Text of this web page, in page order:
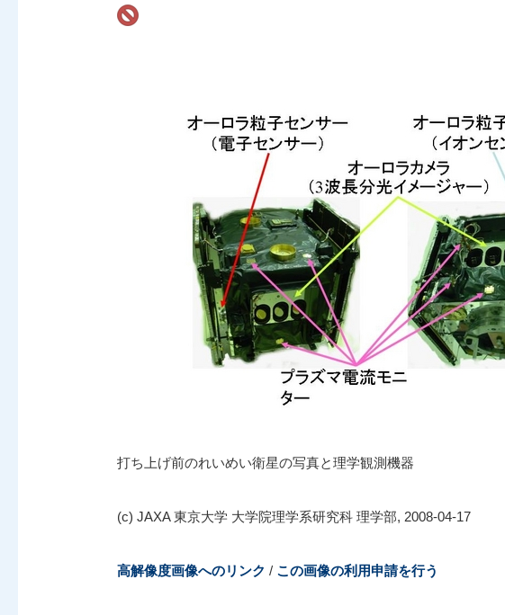
打ち上げ前のれいめい衛星の写真と理学観測機器
(c) JAXA 東京大学 大学院理学系研究科 理学部, 2008-04-17
高解像度画像へのリンク / この画像の利用申請を行う